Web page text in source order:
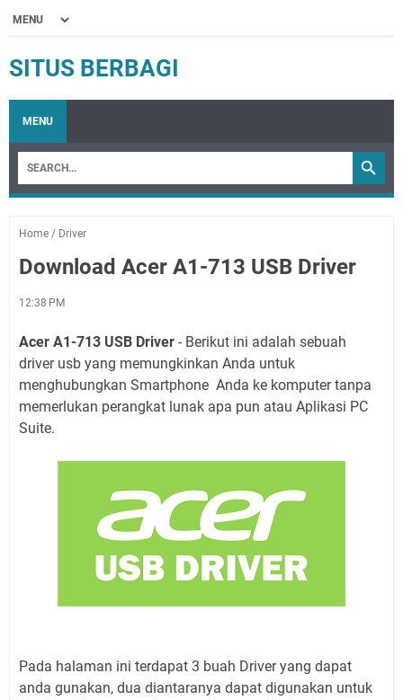
SITUS BERBAGI
MENU
Home / Driver
Download Acer A1-713 USB Driver
12:38 PM
Acer A1-713 USB Driver - Berikut ini adalah sebuah
driver usb yang memungkinkan Anda untuk
menghubungkan Smartphone Anda ke komputer tanpa
memerlukan perangkat lunak apa pun atau Aplikasi PC
Suite.
Pada halaman ini terdapat 3 buah Driver yang dapat
anda gunakan, dua diantaranya dapat digunakan untuk